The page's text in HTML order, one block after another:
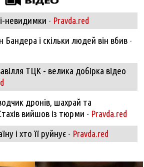
невидимки - Pravda.red
Бандера і скільки людей він вбив-
ТЦК - велика добірка відео
дронів, шахрай та
вийшов із тюрми - Pravda.red
і хто її руйнує- Pravda.red